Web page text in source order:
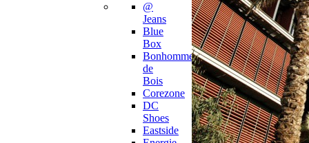
@
Jeans
Blue
Box
Bonhomme
de
Bois
Corezone
DC
Shoes
Eastside